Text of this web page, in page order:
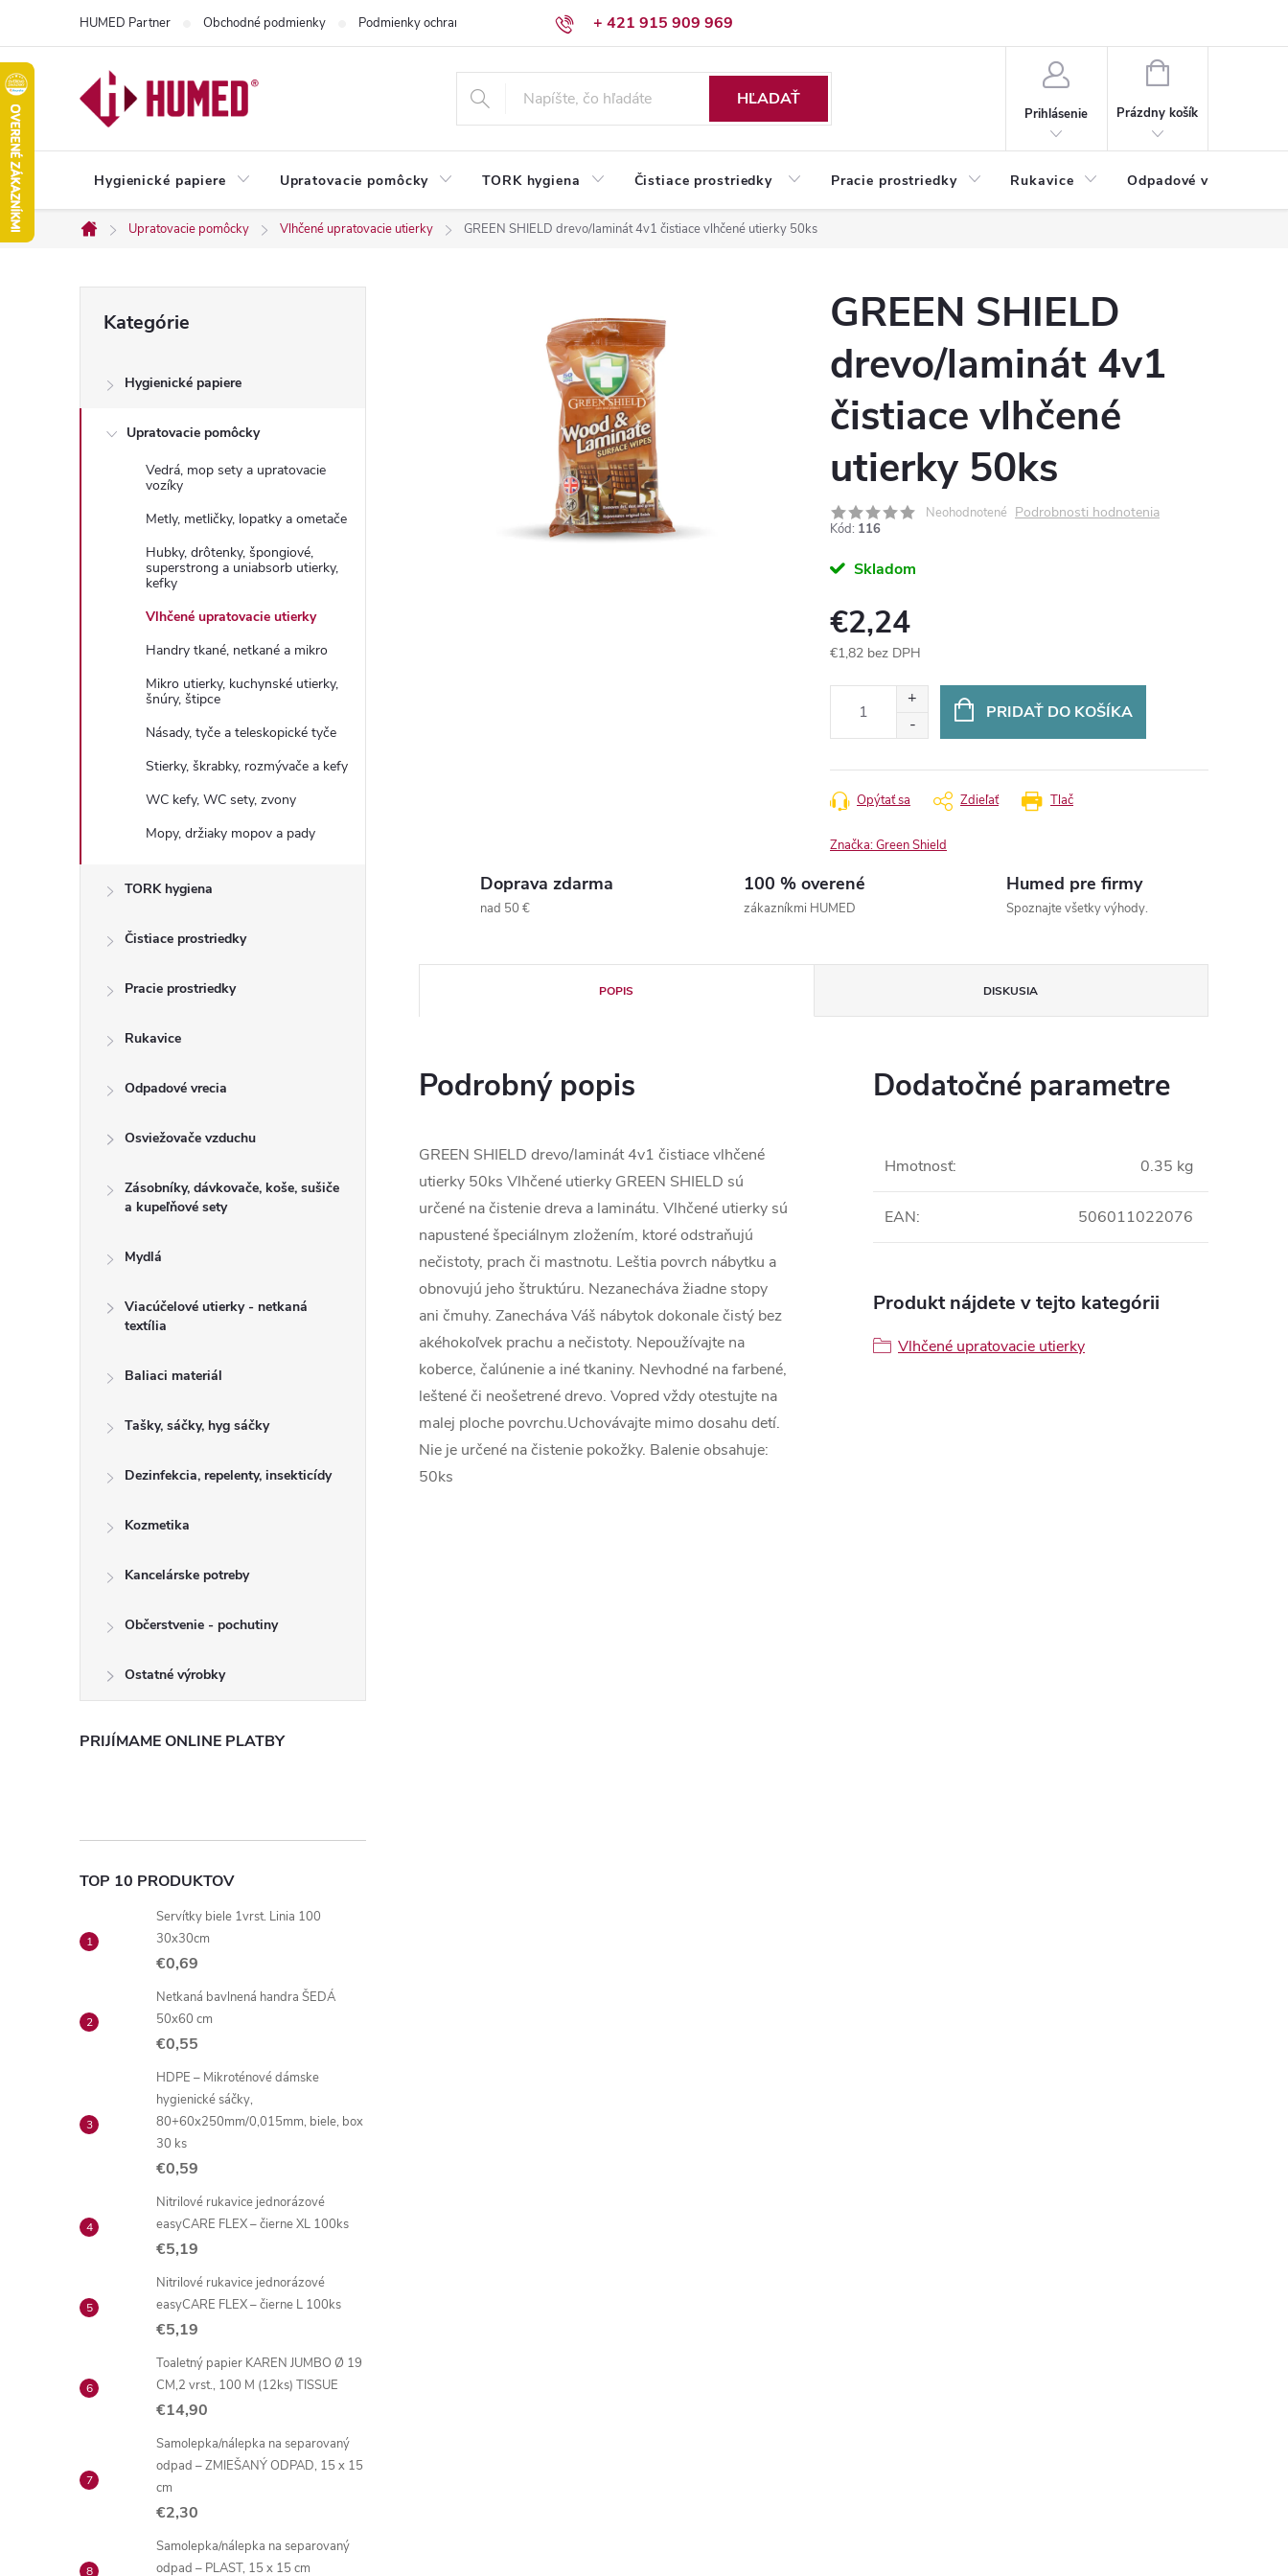
obsah
+ 421 915 909 969
HUMED Partner Obchodné podmienky Podmienky ochrany osobných údajov Reklamačný poriadok
HĽADAŤ
Prihlásenie
NÁKUPNÝ
Prázdny košík
Hygienické papiere Upratovacie pomôcky TORK hygiena Čistiace prostriedky Pracie prostriedky Rukavice Odpadové vrecia
Domov
Upratovacie pomôcky Vlhčené upratovacie utierky GREEN SHIELD drevo/laminát 4v1 čistiace vlhčené utierky 50ks
č
kategórie
Kategórie
Hygienické papiere
Upratovacie pomôcky
Vedrá, mop sety a upratovacie
vozíky
Metly, metličky, lopatky a ometače
Hubky, drôtenky, špongiové,
superstrong a uniabsorb utierky,
kefky
Vlhčené upratovacie utierky
Handry tkané, netkané a mikro
Mikro utierky, kuchynské utierky,
šnúry, štipce
Násady, tyče a teleskopické tyče
Stierky, škrabky, rozmývače a kefy
WC kefy, WC sety, zvony
Mopy, držiaky mopov a pady
TORK hygiena
Čistiace prostriedky
Pracie prostriedky
Rukavice
Odpadové vrecia
Osviežovače vzduchu
Zásobníky, dávkovače, koše, sušiče
a kupeľňové sety
Mydlá
Viacúčelové utierky - netkaná
textília
Baliaci materiál
Tašky, sáčky, hyg sáčky
Dezinfekcia, repelenty, insekticídy
Kozmetika
Kancelárske potreby
Občerstvenie - pochutiny
Ostatné výrobky
PRIJÍMAME ONLINE PLATBY
TOP 10 PRODUKTOV
Servítky biele 1vrst. Linia 100
30x30cm
€0,69
Netkaná bavlnená handra ŠEDÁ
50x60 cm
€0,55
HDPE – Mikroténové dámske
hygienické sáčky,
80+60x250mm/0,015mm, biele, box
30 ks
€0,59
Nitrilové rukavice jednorázové
easyCARE FLEX – čierne XL 100ks
€5,19
Nitrilové rukavice jednorázové
easyCARE FLEX – čierne L 100ks
€5,19
Toaletný papier KAREN JUMBO Ø 19
CM,2 vrst., 100 M (12ks) TISSUE
€14,90
Samolepka/nálepka na separovaný
odpad – ZMIEŠANÝ ODPAD, 15 x 15
cm
€2,30
Samolepka/nálepka na separovaný
odpad – PLAST, 15 x 15 cm
GREEN SHIELD
drevo/laminát 4v1
čistiace vlhčené
utierky 50ks
Neohodnotené Podrobnosti hodnotenia
Kód: 116
Skladom
€2,24
€1,82 bez DPH
PRIDAŤ DO KOŠÍKA
Tlač
Opýtať sa Zdieľať
Značka:Green Shield
Doprava zdarma
nad 50 €
100 % overené
zákazníkmi HUMED
Humed pre firmy
Spoznajte všetky výhody.
POPIS DISKUSIA
Podrobný popis
GREEN SHIELD drevo/laminát 4v1 čistiace vlhčené
utierky 50ks Vlhčené utierky GREEN SHIELD sú
určené na čistenie dreva a laminátu. Vlhčené utierky sú
napustené špeciálnym zložením, ktoré odstraňujú
nečistoty, prach či mastnotu. Leštia povrch nábytku a
obnovujú jeho štruktúru. Nezanecháva žiadne stopy
ani čmuhy. Zanecháva Váš nábytok dokonale čistý bez
akéhokoľvek prachu a nečistoty. Nepoužívajte na
koberce, čalúnenie a iné tkaniny. Nevhodné na farbené,
leštené či neošetrené drevo. Vopred vždy otestujte na
malej ploche povrchu.Uchovávajte mimo dosahu detí.
Nie je určené na čistenie pokožky. Balenie obsahuje:
50ks
Dodatočné parametre
Hmotnosť: 0.35 kg
EAN: 506011022076
Produkt nájdete v tejto kategórii
Vlhčené upratovacie utierky